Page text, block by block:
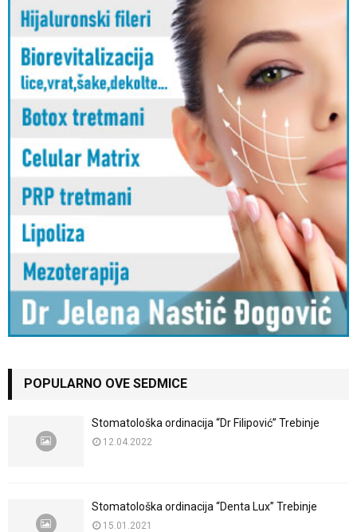
POPULARNO OVE SEDMICE
Stomatološka ordinacija “Dr Filipović” Trebinje
12.04.2022
Stomatološka ordinacija “Denta Lux” Trebinje
15.01.2021